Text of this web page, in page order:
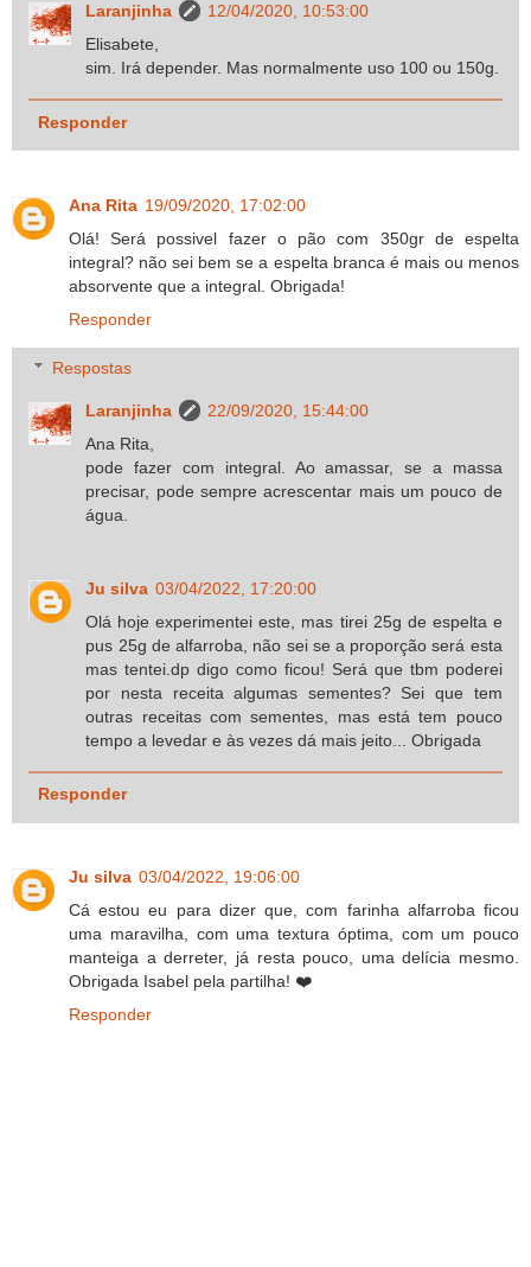
Laranjinha
12/04/2020, 10:53:00
Elisabete,
sim. Irá depender. Mas normalmente uso 100 ou 150g.
Responder
Ana Rita 19/09/2020, 17:02:00
Olá! Será possivel fazer o pão com 350gr de espelta
integral? não sei bem se a espelta branca é mais ou menos
absorvente que a integral. Obrigada!
Responder
Respostas
Laranjinha
22/09/2020, 15:44:00
Ana Rita,
pode fazer com integral. Ao amassar, se a massa
precisar, pode sempre acrescentar mais um pouco de
água.
Ju silva 03/04/2022, 17:20:00
Olá hoje experimentei este, mas tirei 25g de espelta e
pus 25g de alfarroba, não sei se a proporção será esta
mas tentei.dp digo como ficou! Será que tbm poderei
por nesta receita algumas sementes? Sei que tem
outras receitas com sementes, mas está tem pouco
tempo a levedar e às vezes dá mais jeito... Obrigada
Responder
Ju silva 03/04/2022, 19:06:00
Cá estou eu para dizer que, com farinha alfarroba ficou
uma maravilha, com uma textura óptima, com um pouco
manteiga a derreter, já resta pouco, uma delícia mesmo.
Obrigada Isabel pela partilha! ❤️
Responder